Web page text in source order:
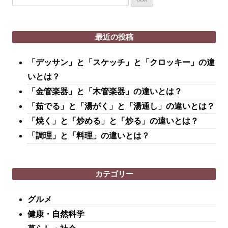
最近の投稿
「デッサン」と「スケッチ」と「クロッキー」の違
いとは？
「金管楽器」と「木管楽器」の違いとは？
「茹でる」と「湯がく」と「湯通し」の違いとは？
「焼く」と「炒める」と「炒る」の違いとは？
「調理」と「料理」の違いとは？
カテゴリー
グルメ
健康・自然科学